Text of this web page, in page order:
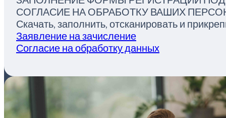
СОГЛАСИЕ НА ОБРАБОТКУ ВАШИХ
Скачать, заполнить, отсканировать и
Заявление на зачисление
Согласие на обработку данных